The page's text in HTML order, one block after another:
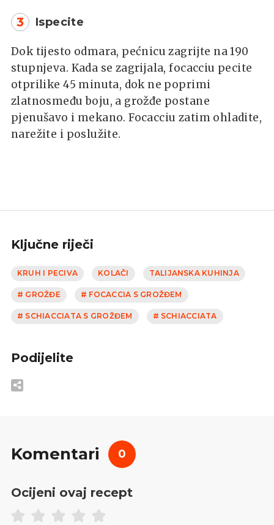
3 Ispecite
Dok tijesto odmara, pećnicu zagrijte na 190
stupnjeva. Kada se zagrijala, focacciu pecite
otprilike 45 minuta, dok ne poprimi
zlatnosmeđu boju, a grožđe postane
pjenušavo i mekano. Focacciu zatim ohladite,
narežite i poslužite.
Ključne riječi
KRUH I PECIVA KOLAČI TALIJANSKA KUHINJA
# GROŽĐE # FOCACCIA S GROŽĐEM
# SCHIACCIATA S GROŽĐEM # SCHIACCIATA
Podijelite
Komentari 0
Ocijeni ovaj recept